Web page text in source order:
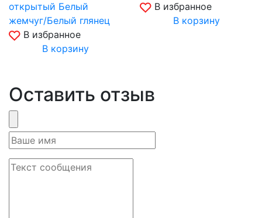
открытый Белый
жемчуг/Белый глянец
В избранное
В корзину
В избранное
В корзину
Оставить отзыв